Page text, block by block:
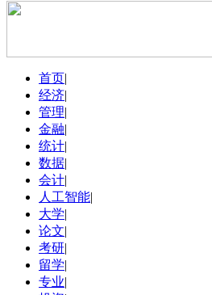
首页|
经济|
管理|
金融|
统计|
数据|
会计|
人工智能|
大学|
论文|
考研|
留学|
专业|